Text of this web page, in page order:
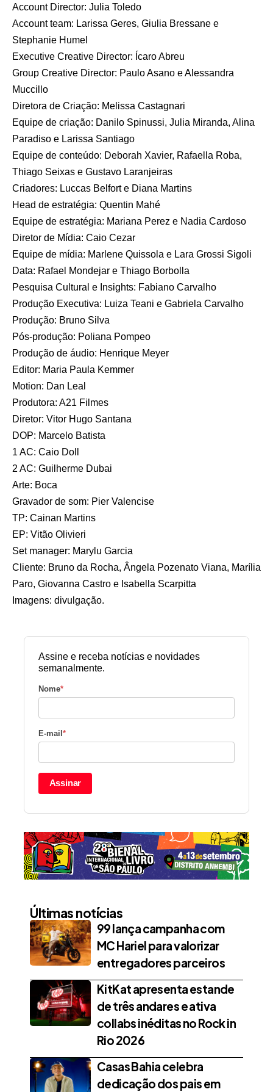
Account Director: Julia Toledo
Account team: Larissa Geres, Giulia Bressane e
Stephanie Humel
Executive Creative Director: Ícaro Abreu
Group Creative Director: Paulo Asano e Alessandra
Muccillo
Diretora de Criação: Melissa Castagnari
Equipe de criação: Danilo Spinussi, Julia Miranda, Alina
Paradiso e Larissa Santiago
Equipe de conteúdo: Deborah Xavier, Rafaella Roba,
Thiago Seixas e Gustavo Laranjeiras
Criadores: Luccas Belfort e Diana Martins
Head de estratégia: Quentin Mahé
Equipe de estratégia: Mariana Perez e Nadia Cardoso
Diretor de Mídia: Caio Cezar
Equipe de mídia: Marlene Quissola e Lara Grossi Sigoli
Data: Rafael Mondejar e Thiago Borbolla
Pesquisa Cultural e Insights: Fabiano Carvalho
Produção Executiva: Luiza Teani e Gabriela Carvalho
Produção: Bruno Silva
Pós-produção: Poliana Pompeo
Produção de áudio: Henrique Meyer
Editor: Maria Paula Kemmer
Motion: Dan Leal
Produtora: A21 Filmes
Diretor: Vitor Hugo Santana
DOP: Marcelo Batista
1 AC: Caio Doll
2 AC: Guilherme Dubai
Arte: Boca
Gravador de som: Pier Valencise
TP: Cainan Martins
EP: Vitão Olivieri
Set manager: Marylu Garcia
Cliente: Bruno da Rocha, Ângela Pozenato Viana, Marília
Paro, Giovanna Castro e Isabella Scarpitta
Imagens: divulgação.
Assine e receba notícias e novidades
semanalmente.
Nome*
E-mail *
Assinar
Últimas notícias
99 lança campanha com
MC Hariel para valorizar
entregadores parceiros
KitKat apresenta estande
de três andares e ativa
collabs inéditas no Rock in
Rio 2026
Casas Bahia celebra
dedicação dos pais em